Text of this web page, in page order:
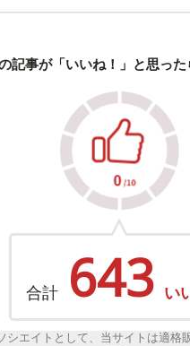
記事が「いいね！」と思った
合計 643 い
シエイトとして、当サイトは適格